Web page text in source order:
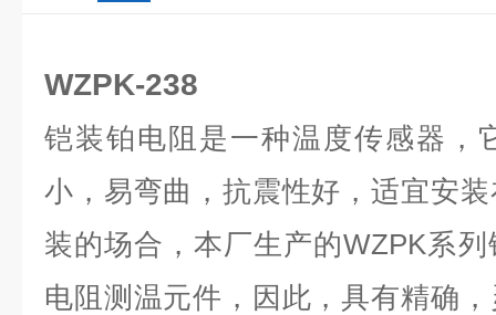
WZPK-238
铠装铂电阻是一种温度传感器，
小，易弯曲，抗震性好，适宜安
装的场合，本厂生产的WZPK系
电阻测温元件，因此，具有精确